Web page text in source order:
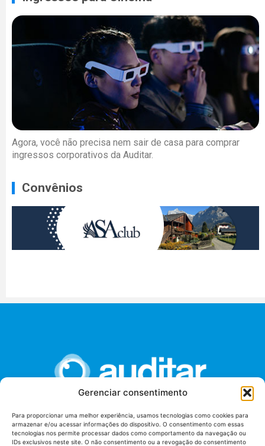
Gerenciar consentimento
Para proporcionar uma melhor experiência, usamos tecnologias como cookies para
armazenar e/ou acessar informações do dispositivo. O consentimento com essas
tecnologias nos permite processar dados como comportamento da navegação ou
IDs exclusivos neste site. O não consentimento ou a revogação do consentimento
Agora, você não precisa nem sair de casa para comprar
ingressos corporativos da Auditar.
Convênios
União dos Auditores Federais de Controle Externo -
AUDITAR